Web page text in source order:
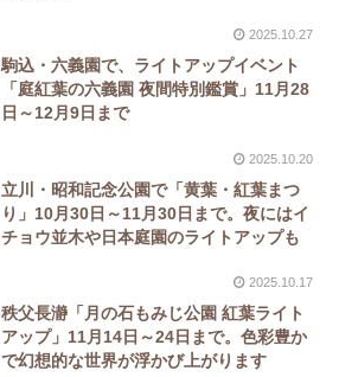
2025.10.27
駒込・六義園で、ライトアップイベント
「庭紅葉の六義園 夜間特別鑑賞」11月28
日～12月9日まで
2025.10.20
立川・昭和記念公園で「黄葉・紅葉まつ
り」10月30日～11月30日まで。夜にはイ
チョウ並木や日本庭園のライトアップも
2025.10.17
秩父長瀞「月の石もみじ公園 紅葉ライト
アップ」11月14日～24日まで。色彩豊か
で幻想的な世界が浮かび上がります